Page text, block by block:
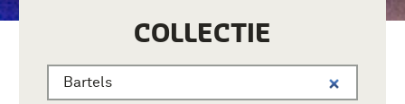
COLLECTIE